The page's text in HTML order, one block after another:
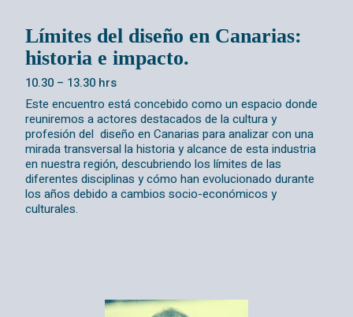
Límites del diseño en Canarias:
historia e impacto.
10.30 – 13.30 hrs
Este encuentro está concebido como un espacio donde
reuniremos a actores destacados de la cultura y
profesión del diseño en Canarias para analizar con una
mirada transversal la historia y alcance de esta industria
en nuestra región, descubriendo los límites de las
diferentes disciplinas y cómo han evolucionado durante
los años debido a cambios socio-económicos y
culturales.